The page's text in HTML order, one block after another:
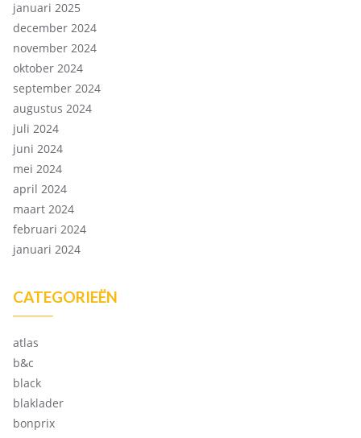
januari 2025
december 2024
november 2024
oktober 2024
september 2024
augustus 2024
juli 2024
juni 2024
mei 2024
april 2024
maart 2024
februari 2024
januari 2024
CATEGORIEËN
atlas
b&c
black
blaklader
bonprix